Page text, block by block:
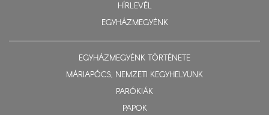
HÍRLEVÉL
EGYHÁZMEGYÉNK
EGYHÁZMEGYÉNK TÖRTÉNETE
MÁRIAPÓCS, NEMZETI KEGYHELYÜNK
PARÓKIÁK
PAPOK